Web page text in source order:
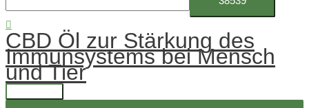
CBD Öl zur Stärkung des
Immunsystems bei Mensch
und Tier
Hauptmenü